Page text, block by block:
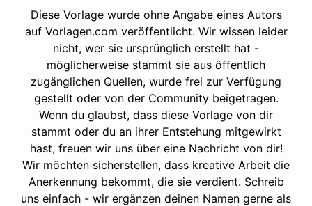
Diese Vorlage wurde ohne Angabe eines Autors
auf Vorlagen.com veröffentlicht. Wir wissen leider
nicht, wer sie ursprünglich erstellt hat -
möglicherweise stammt sie aus öffentlich
zugänglichen Quellen, wurde frei zur Verfügung
gestellt oder von der Community beigetragen.
Wenn du glaubst, dass diese Vorlage von dir
stammt oder du an ihrer Entstehung mitgewirkt
hast, freuen wir uns über eine Nachricht von dir!
Wir möchten sicherstellen, dass kreative Arbeit die
Anerkennung bekommt, die sie verdient. Schreib
uns einfach - wir ergänzen deinen Namen gerne als